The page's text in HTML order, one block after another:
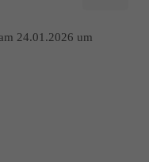
24.01.2026 um